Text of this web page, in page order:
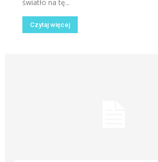
światło na tę...
Czytaj więcej